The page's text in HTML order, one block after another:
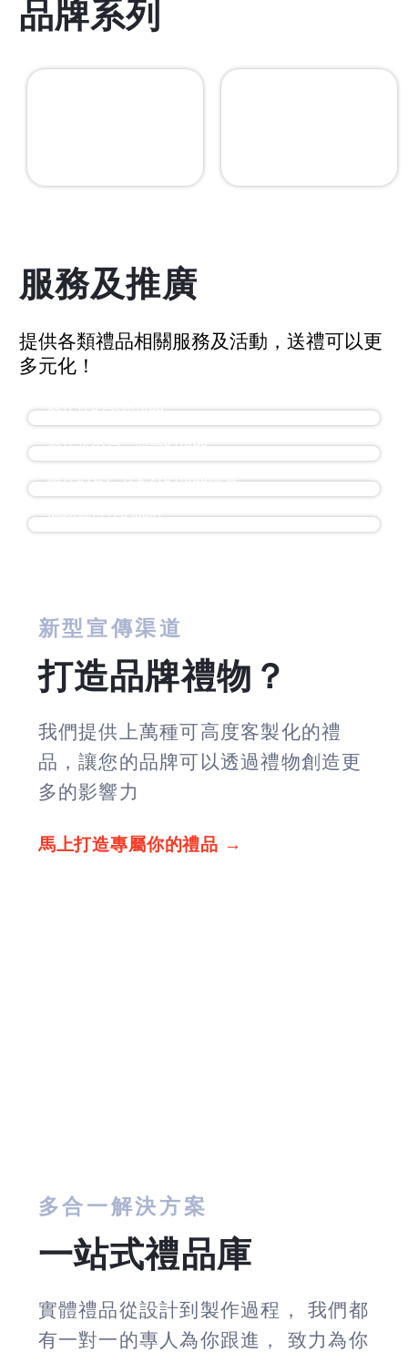
品牌系列
服務及推廣
提供各類禮品相關服務及活動，送禮可以更
多元化！
ESG 產品
IP授權禮品
現場印製攤位
宣傳車
新型宣傳渠道
打造品牌禮物？
我們提供上萬種可高度客製化的禮
品，讓您的品牌可以透過禮物創造更
多的影響力
馬上打造專屬你的禮品 →
多合一解決方案
一站式禮品庫
實體禮品從設計到製作過程， 我們都
有一對一的專人為你跟進， 致力為你